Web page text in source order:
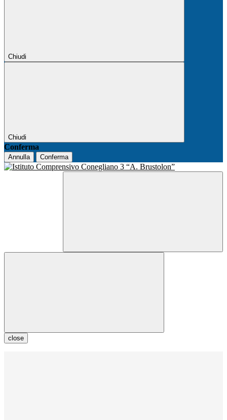
Chiudi
Chiudi
Conferma
Annulla Conferma
close